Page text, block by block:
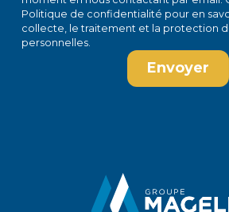
Politique de confidentialité pour en
collecte, le traitement et la protection
personnelles.